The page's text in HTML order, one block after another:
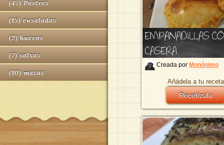
(47) Postres
(15) ensaladas
(2) huevos
(7) salsas
(10) masas
EMPANADILLAS
CASERA
Creada por Monónimo
Añádela a tu
Recetízala